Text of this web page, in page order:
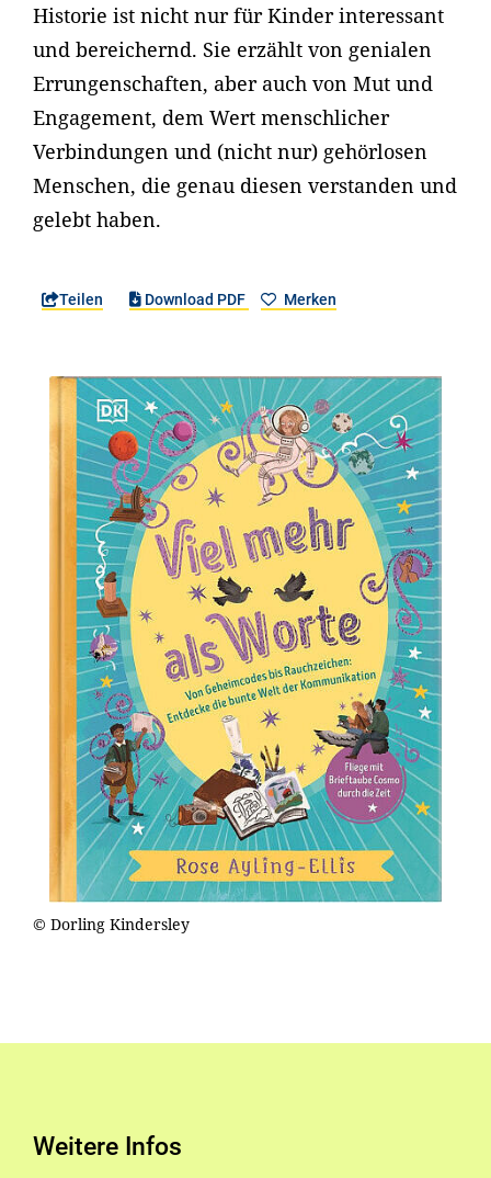
Historie ist nicht nur für Kinder interessant
und bereichernd. Sie erzählt von genialen
Errungenschaften, aber auch von Mut und
Engagement, dem Wert menschlicher
Verbindungen und (nicht nur) gehörlosen
Menschen, die genau diesen verstanden und
gelebt haben.
Teilen Download PDF Merken
© Dorling Kindersley
Weitere Infos